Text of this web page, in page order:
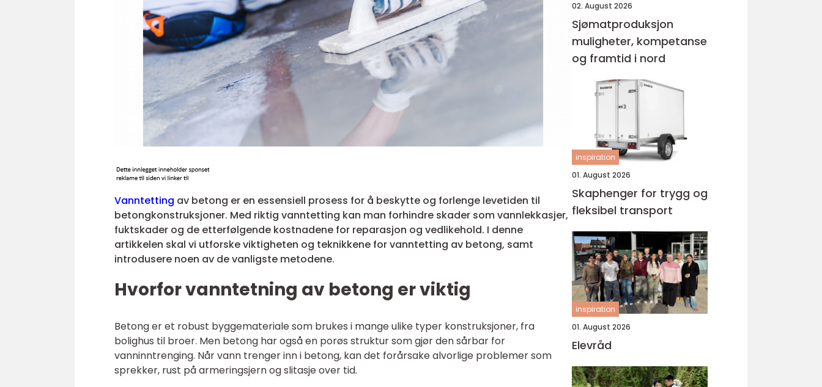
Vanntetting av betong er en essensiell prosess for å beskytte og forlenge levetiden til
betongkonstruksjoner. Med riktig vanntetting kan man forhindre skader som vannlekkasjer,
fuktskader og de etterfølgende kostnadene for reparasjon og vedlikehold. I denne
artikkelen skal vi utforske viktigheten og teknikkene for vanntetting av betong, samt
introdusere noen av de vanligste metodene.
Hvorfor vanntetning av betong er viktig
Betong er et robust byggemateriale som brukes i mange ulike typer konstruksjoner, fra
bolighus til broer. Men betong har også en porøs struktur som gjør den sårbar for
vanninntrenging. Når vann trenger inn i betong, kan det forårsake alvorlige problemer som
sprekker, rust på armeringsjern og slitasje over tid.
02. August 2026
Sjømatproduksjon
muligheter, kompetanse
og framtid i nord
inspiration
01. August 2026
Skaphenger for trygg og
fleksibel transport
inspiration
01. August 2026
Elevråd